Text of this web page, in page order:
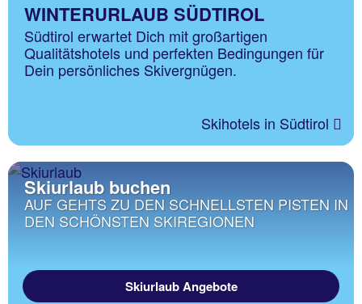
WINTERURLAUB SÜDTIROL
Südtirol erwartet Dich mit großartigen
Qualitätshotels und perfekten Bedingungen für
Dein persönliches Skivergnügen.
Skihotels in Südtirol
Skiurlaub buchen
AUF GEHTS ZU DEN SCHNELLSTEN PISTEN IN
DEN SCHÖNSTEN SKIREGIONEN
Skiurlaub Angebote